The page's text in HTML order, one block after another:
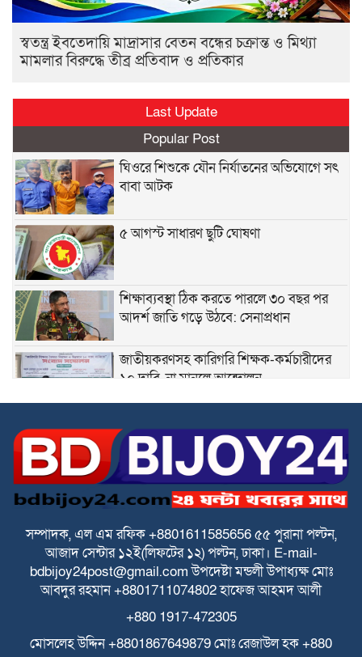
স্বতন্ত্র ইবতেদায়ি মাদ্রাসার বেতন বন্ধের চক্রান্ত ও মিথ্যা
মামলার বিরুদ্ধে তীব্র প্রতিবাদ ও প্রতিকার
Last Update
Popular Post
ঘিওরে শিশুকে যৌন নির্যাতনের অভিযোগে সৎ
বাবা আটক
৫ আগস্ট সাধারণ ছুটি ঘোষণা
শিক্ষাব্যবস্থা ঠিক করতে পারলে ৩০ বছর পর
আদর্শ জাতি গড়ে উঠবে: সেনাপ্রধান
জাতীয়করণসহ কারিগরি শিক্ষক-কর্মচারীদের
১০ দাবি, না মানলে আন্দোলন
স্বতন্ত্র ইবতেদায়ি মাদরাসা শিক্ষকদের এমপিও
বাস্তবায়নের দাবিতে মানববন্ধন
স্বতন্ত্র ইবতেদায়ি মাদ্রাসার বেতন বন্ধের চক্রান্ত
ও মিথ্যা মামলার বিরুদ্ধে তীব্র প্রতিবাদ ও
প্রতিকার
পে স্কেল বাস্তবায়নে বাড়ছে উদ্বেগ ও হতাশা
ঘিওরে বালিয়াখোড়া ইউনিয়নের ৩নং ওয়ার্ডের
ইমাম ও খতিবদের সম্মানীর জন্য মসজিদ
সম্পাদক, এল এম রফিক +8801611585656৫৫ পুরানা পল্টন,
আজাদ সেন্টার ১২ই(লিফটের ১২) পল্টন, ঢাকা। E-mail-
bdbijoy24post@gmail.comউপদেষ্টা মন্ডলীউপাধ্যক্ষ মোঃ
আবদুর রহমান +8801711074802হাফেজ আহমদ আলী
+880 1917-472305
মোসলেহ উদ্দিন +8801867649879মোঃ রেজাউল হক+880